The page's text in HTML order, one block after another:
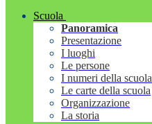
Scuola
Panoramica
Presentazione
I luoghi
Le persone
I numeri della scuola
Le carte della scuola
Organizzazione
La storia